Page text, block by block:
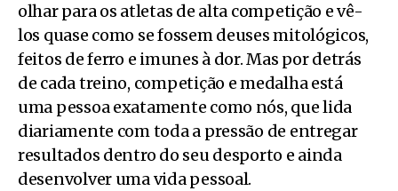
olhar para os atletas de alta competição e vê-
los quase como se fossem deuses mitológicos,
feitos de ferro e imunes à dor. Mas por detrás
de cada treino, competição e medalha está
uma pessoa exatamente como nós, que lida
diariamente com toda a pressão de entregar
resultados dentro do seu desporto e ainda
desenvolver uma vida pessoal.